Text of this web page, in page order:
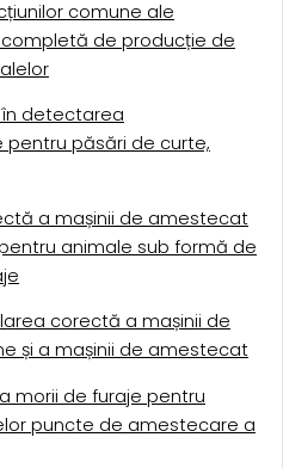
comune ale
de producție de
în detectarea
păsări de curte,
a mașinii de amestecat
animale sub formă de
corectă a mașinii de
și a mașinii de amestecat
morii de furaje pentru
puncte de amestecare a